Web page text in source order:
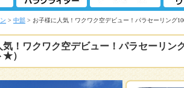
> 中部 > お子様に人気！ワクワク空デビュー！パラセーリング
気！ワクワク空デビュー！パラセーリン
★）